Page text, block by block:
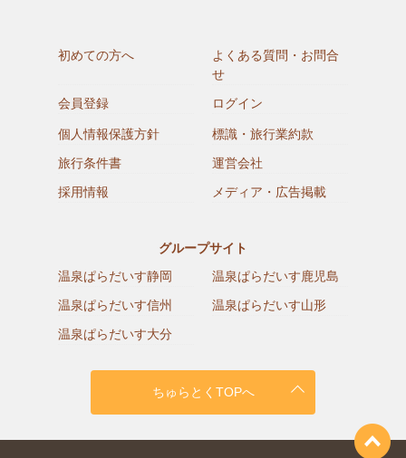
初めての方へ
よくある質問・お問合
せ
会員登録
ログイン
個人情報保護方針
標識・旅行業約款
旅行条件書
運営会社
採用情報
メディア・広告掲載
グループサイト
温泉ぱらだいす静岡
温泉ぱらだいす鹿児島
温泉ぱらだいす信州
温泉ぱらだいす山形
温泉ぱらだいす大分
ちゅらとくTOPへ